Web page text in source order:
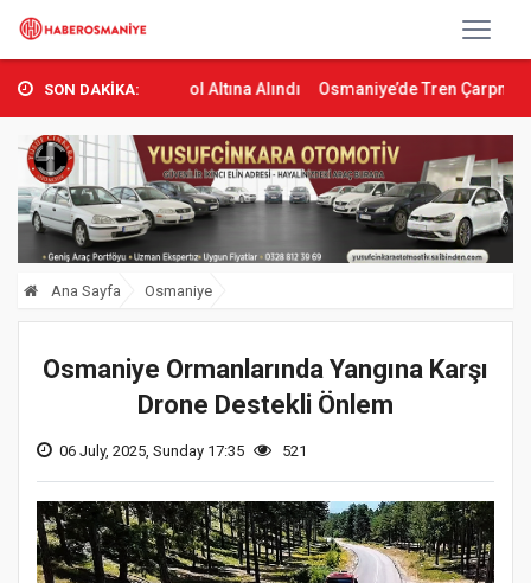
SON DAKİKA:
Kontrol Altına Alındı Osmaniye’de Tren Çarpması: Genç
Ana Sayfa Osmaniye
Osmaniye Ormanlarında Yangına Karşı
Drone Destekli Önlem
06 July, 2025, Sunday 17:35 521